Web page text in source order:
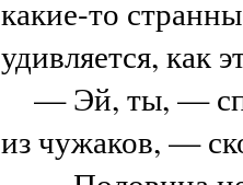
какие-то
удивляется, как
— Эй, ты, —
из чужаков, —